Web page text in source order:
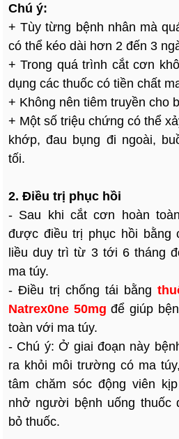
Chú ý:
+ Tùy từng bệnh nhân mà
có thể kéo dài hơn 2 đến 3
+ Trong quá trình cắt cơn
dụng các thuốc có tiền chất
+ Không nên tiêm truyền cho
+ Một số triệu chứng có thể
khớp, đau bụng đi ngoài,
tối.
2. Điều trị phục hồi
- Sau khi cắt cơn hoàn
được điều trị phục hồi bằng
liều duy trì từ 3 tới 6 tháng
ma túy.
- Điều trị chống tái bằng
Natrex0ne 50mgđể giúp
toàn với ma túy.
- Chú ý: Ở giai đoạn này
ra khỏi môi trường có ma
tâm chăm sóc động viên
nhở người bệnh uống thuốc
bỏ thuốc.